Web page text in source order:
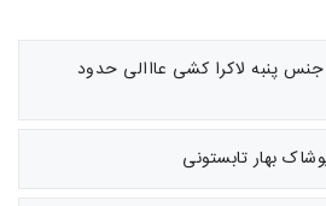
پنبه لاکرا کشی عااالی حدود
بهار تابستونی